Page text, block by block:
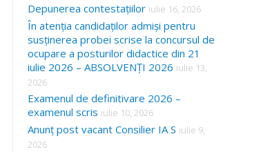
Depunerea contestațiilor iulie 16, 2026
În atenția candidaților admiși pentru
susținerea probei scrise la concursul de
ocupare a posturilor didactice din 21
iulie 2026 – ABSOLVENȚI 2026 iulie 13,
2026
Examenul de definitivare 2026 –
examenul scris iulie 10, 2026
Anunț post vacant Consilier IA S iulie 9,
2026